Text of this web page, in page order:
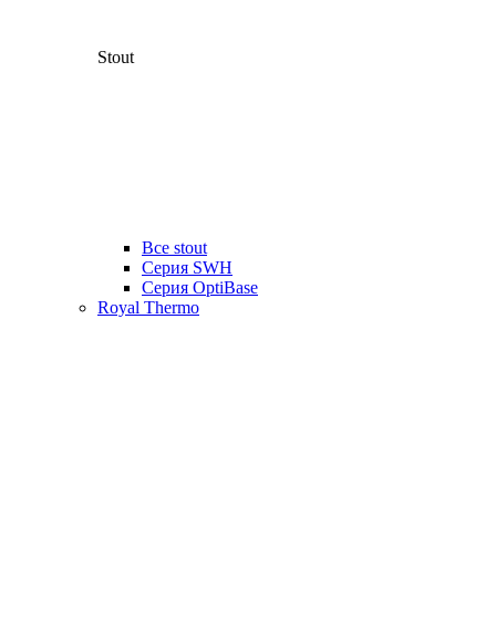
Stout
Все stout
Серия SWH
Cерия OptiBase
Royal Thermo